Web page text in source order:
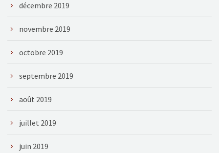
décembre 2019
novembre 2019
octobre 2019
septembre 2019
août 2019
juillet 2019
juin 2019